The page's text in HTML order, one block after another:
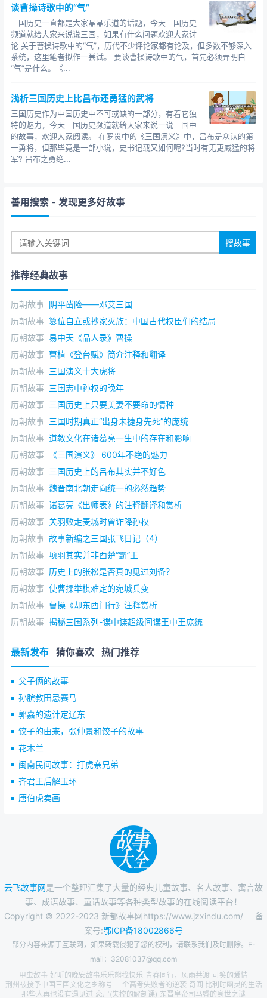
谈曹操诗歌中的“气”
三国历史一直都是大家晶晶乐道的话题，今天三国历史
频道就给大家来说说三国，如果有什么问题欢迎大家讨
论 关于曹操诗歌中的“气”，历代不少评论家都有论及，但多数不够深入
系统，这里笔者拟作一尝试。 要谈曹操诗歌中的气，首先必须弄明白
“气”是什么。《...
浅析三国历史上比吕布还勇猛的武将
三国历史作为中国历史中不可或缺的一部分，有着它独
特的魅力，今天三国历史频道就给大家来说一说三国中
的故事，欢迎大家阅读。 在罗贯中的《三国演义》中，吕布是众认的第
一勇将，但那毕竟是一部小说，史书记载又如何呢?当时有无更威猛的将
军? 吕布之勇绝...
善用搜索 - 发现更多好故事
推荐经典故事
历朝故事 阴平凿险——邓艾三国
历朝故事 篡位自立或抄家灭族：中国古代权臣们的结局
历朝故事 易中天《品人录》曹操
历朝故事 曹植《登台赋》简介注释和翻译
历朝故事 三国演义十大虎将
历朝故事 三国志中孙权的晚年
历朝故事 三国历史上只要美妻不要命的情种
历朝故事 三国时期真正“出身未捷身先死”的庞统
历朝故事 道教文化在诸葛亮一生中的存在和影响
历朝故事
《三国演义》 600年不绝的魅力
历朝故事 三国历史上的吕布其实并不好色
历朝故事 魏晋南北朝走向统一的必然趋势
历朝故事 诸葛亮《出师表》的注释翻译和赏析
历朝故事 关羽败走麦城时曾诈降孙权
历朝故事 故事新编之三国张飞日记（4）
历朝故事 项羽其实并非西楚“霸”王
历朝故事 历史上的张松是否真的见过刘备？
历朝故事 使曹操举棋难定的宛城兵变
历朝故事 曹操《却东西门行》注释赏析
历朝故事 揭秘三国系列-谍中谍超级间谍王中王庞统
最新发布 猜你喜欢 热门推荐
父子俩的故事
孙膑教田忌赛马
郭嘉的遗计定辽东
饺子的由来，张仲景和饺子的故事
花木兰
闽南民间故事：打虎亲兄弟
齐君王后解玉环
唐伯虎卖画
云飞故事网是一个整理汇集了大量的经典儿童故事、名人故事、寓言故
事、成语故事、童话故事等各种类型故事的在线阅读平台！
Copyright © 2022-2023 新都故事网https://www.jzxindu.com/
备
案号:鄂ICP备18002866号
部分内容来源于互联网，如果转载侵犯了您的权利，请联系我们及时删除。E-
mail：32081037@qq.com
甲虫故事 好听的晚安故事乐乐熊找快乐 青春同行，风雨共渡 可笑的爱情
荆州被授予中国三国文化之乡称号 一个高考失败者的逆袭 奇闻 比利时幽灵的生活
那些人再也没有遇见过 恋尸(失控的解剖课) 东晋皇帝司马睿的身世之谜